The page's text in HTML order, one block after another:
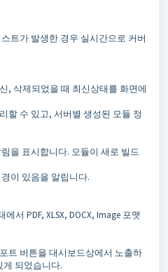
트가 발생한 경우 실시간으로 커버
, 삭제되었을 때 최신상태를 화면에
할 수 있고, 서버별 생성된 모듈 정
을 표시합니다. 모듈이 새로 빌드
이 있음을 알립니다.
서 PDF, XLSX, DOCX, Image 포맷
트 버튼을 대시보드상에서 노출하
게 되었습니다.